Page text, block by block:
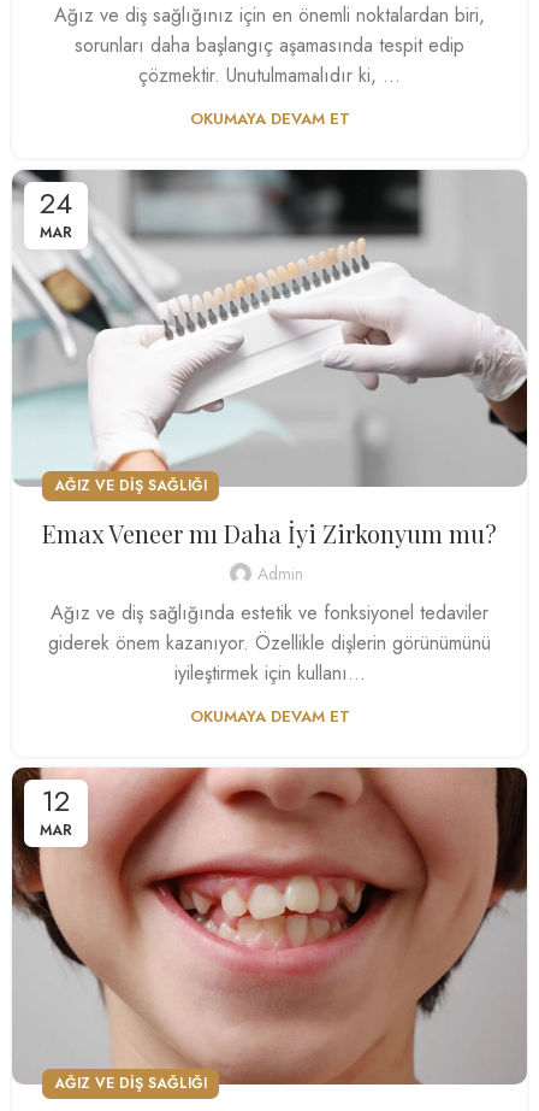
Ağız ve diş sağlığınız için en önemli noktalardan biri,
sorunları daha başlangıç aşamasında tespit edip
çözmektir. Unutulmamalıdır ki, ...
OKUMAYA DEVAM ET
24
MAR
AĞIZ VE DIŞ SAĞLIĞI
Emax Veneer mı Daha İyi Zirkonyum mu?
Admin
Ağız ve diş sağlığında estetik ve fonksiyonel tedaviler
giderek önem kazanıyor. Özellikle dişlerin görünümünü
iyileştirmek için kullanı...
OKUMAYA DEVAM ET
12
MAR
AĞIZ VE DIŞ SAĞLIĞI